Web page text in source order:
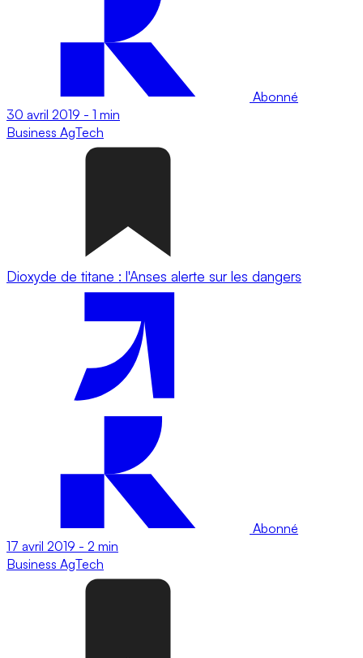
Abonné
30 avril 2019 - 1 min
Business AgTech
Dioxyde de titane : l'Anses alerte sur les dangers
Abonné
17 avril 2019 - 2 min
Business AgTech